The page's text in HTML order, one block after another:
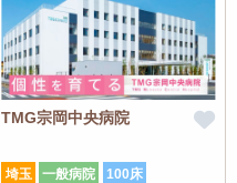
TMG宗岡中央病院
埼玉 一般病院 100床